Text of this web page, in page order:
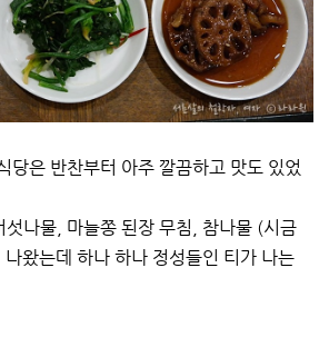
당은 반찬부터 아주 깔끔하고 맛도 있었
나물, 마늘쫑 된장 무침, 참나물 (시금
왔는데 하나 하나 정성들인 티가 나는